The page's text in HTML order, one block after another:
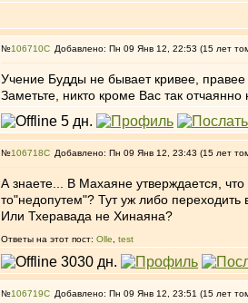
№106710 Добавлено: Пн 09 Янв 12, 22:53 (15 лет
Учение Будды не бывает кривее, правее
Заметьте, никто кроме Вас так
№106718 Добавлено: Пн 09 Янв 12, 23:43 (15 лет
А знаете... В Махаяне утверждается,
то"недопутем"? Тут уж либо
Или Тхеравада не Хинаяна?
Ответы на этот пост: Olle test
№106719 Добавлено: Пн 09 Янв 12, 23:51 (15 лет